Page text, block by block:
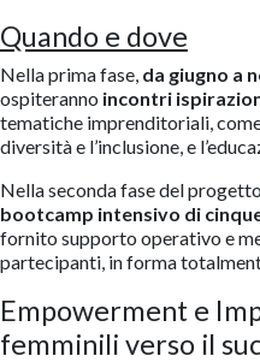
Quando e dove
Nella prima fase, da giugno a
ospiteranno incontri
tematiche imprenditoriali,
diversità e l’inclusione, e
Nella seconda fase del progetto,
bootcamp intensivo di
fornito supporto operativo e
partecipanti, in forma
Empowerment e
femminili verso il